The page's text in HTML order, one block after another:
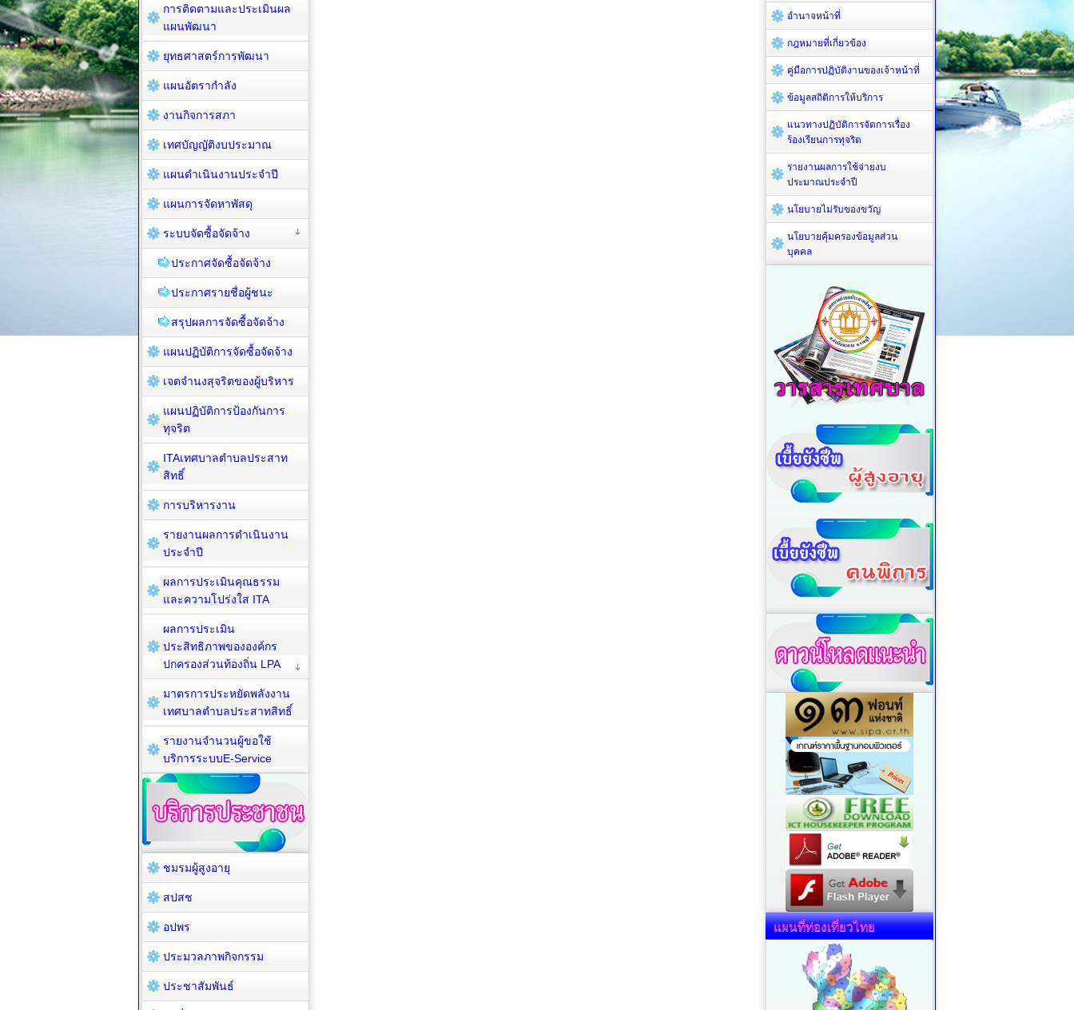
การติดตามและประเมินผล
แผนพัฒนา
ยุทธศาสตร์การพัฒนา
แผนอัตรากำลัง
งานกิจการสภา
เทศบัญญัติงบประมาณ
แผนดำเนินงานประจำปี
แผนการจัดหาพัสดุ
ระบบจัดซื้อจัดจ้าง
ประกาศจัดซื้อจัดจ้าง
ประกาศรายชื่อผู้ชนะ
สรุปผลการจัดซื้อจัดจ้าง
แผนปฏิบัติการจัดซื้อจัดจ้าง
เจตจำนงสุจริตของผู้บริหาร
แผนปฏิบัติการป้องกันการ
ทุจริต
ITAเทศบาลตำบลประสาท
สิทธิ์
การบริหารงาน
รายงานผลการดำเนินงาน
ประจำปี
ผลการประเมินคุณธรรม
และความโปร่งใส ITA
ผลการประเมิน
ประสิทธิภาพขององค์กร
ปกครองส่วนท้องถิ่น LPA
มาตรการประหยัดพลังงาน
เทศบาลตำบลประสาทสิทธิ์
รายงานจำนวนผู้ขอใช้
บริการระบบE-Service
ชมรมผู้สูงอายุ
สปสช
อปพร
ประมวลภาพกิจกรรม
ประชาสัมพันธ์
อำนาจหน้าที่
กฎหมายที่เกี่ยวข้อง
คู่มือการปฏิบัติงานของเจ้าหน้าที่
ข้อมูลสถิติการให้บริการ
แนวทางปฏิบัติการจัดการเรื่อง
ร้องเรียนการทุจริต
รายงานผลการใช้จ่ายงบ
ประมาณประจำปี
นโยบายไม่รับของขวัญ
นโยบายคุ้มครองข้อมูลส่วน
บุคคล
แผนที่ท่องเที่ยวไทย